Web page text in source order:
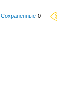
Сохраненные 0